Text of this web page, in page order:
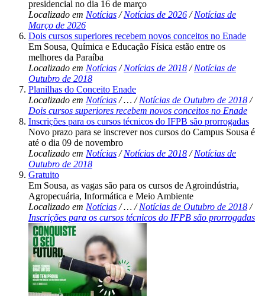
presidencial no dia 16 de março
Localizado em Notícias /Notícias de 2026 /Notícias de
Março de 2026
Dois cursos superiores recebem novos conceitos no Enade
Em Sousa, Química e Educação Física estão entre os
melhores da Paraíba
Localizado em Notícias /Notícias de 2018 /Notícias de
Outubro de 2018
Planilhas do Conceito Enade
Localizado em Notícias /…/Notícias de Outubro de 2018 /
Dois cursos superiores recebem novos conceitos no Enade
Inscrições para os cursos técnicos do IFPB são prorrogadas
Novo prazo para se inscrever nos cursos do Campus Sousa é
até o dia 09 de novembro
Localizado em Notícias /Notícias de 2018 /Notícias de
Outubro de 2018
Gratuito
Em Sousa, as vagas são para os cursos de Agroindústria,
Agropecuária, Informática e Meio Ambiente
Localizado em Notícias /…/Notícias de Outubro de 2018 /
Inscrições para os cursos técnicos do IFPB são prorrogadas